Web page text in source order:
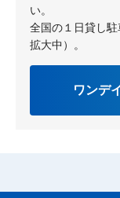
い。
全国の１日貸し
拡大中）。
ワンデ